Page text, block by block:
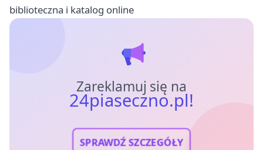
biblioteczna i katalog online
Zareklamuj się na
24piaseczno.pl!
SPRAWDŹ SZCZEGÓŁY